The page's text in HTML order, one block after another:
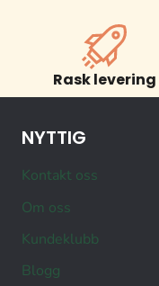
Rask levering
NYTTIG
Kontakt oss
Om oss
Kundeklubb
Blogg